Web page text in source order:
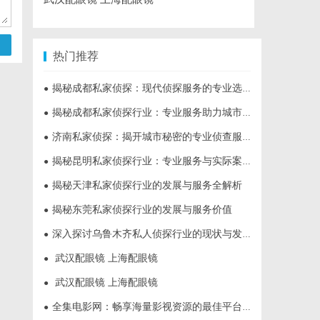
热门推荐
● 揭秘成都私家侦探：现代侦探服务的专业选择与行业前景
● 揭秘成都私家侦探行业：专业服务助力城市安宁
● 济南私家侦探：揭开城市秘密的专业侦查服务
● 揭秘昆明私家侦探行业：专业服务与实际案例分析
● 揭秘天津私家侦探行业的发展与服务全解析
● 揭秘东莞私家侦探行业的发展与服务价值
● 深入探讨乌鲁木齐私人侦探行业的现状与发展趋势
● 武汉配眼镜 上海配眼镜
● 武汉配眼镜 上海配眼镜
● 全集电影网：畅享海量影视资源的最佳平台解析